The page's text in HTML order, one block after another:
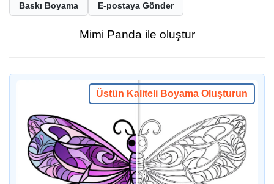
Baskı Boyama E-postaya Gönder
Mimi Panda ile oluştur
Üstün Kaliteli Boyama Oluşturun